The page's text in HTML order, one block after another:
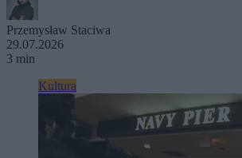
Przemysław Staciwa
29.07.2026
3 min
Kultura